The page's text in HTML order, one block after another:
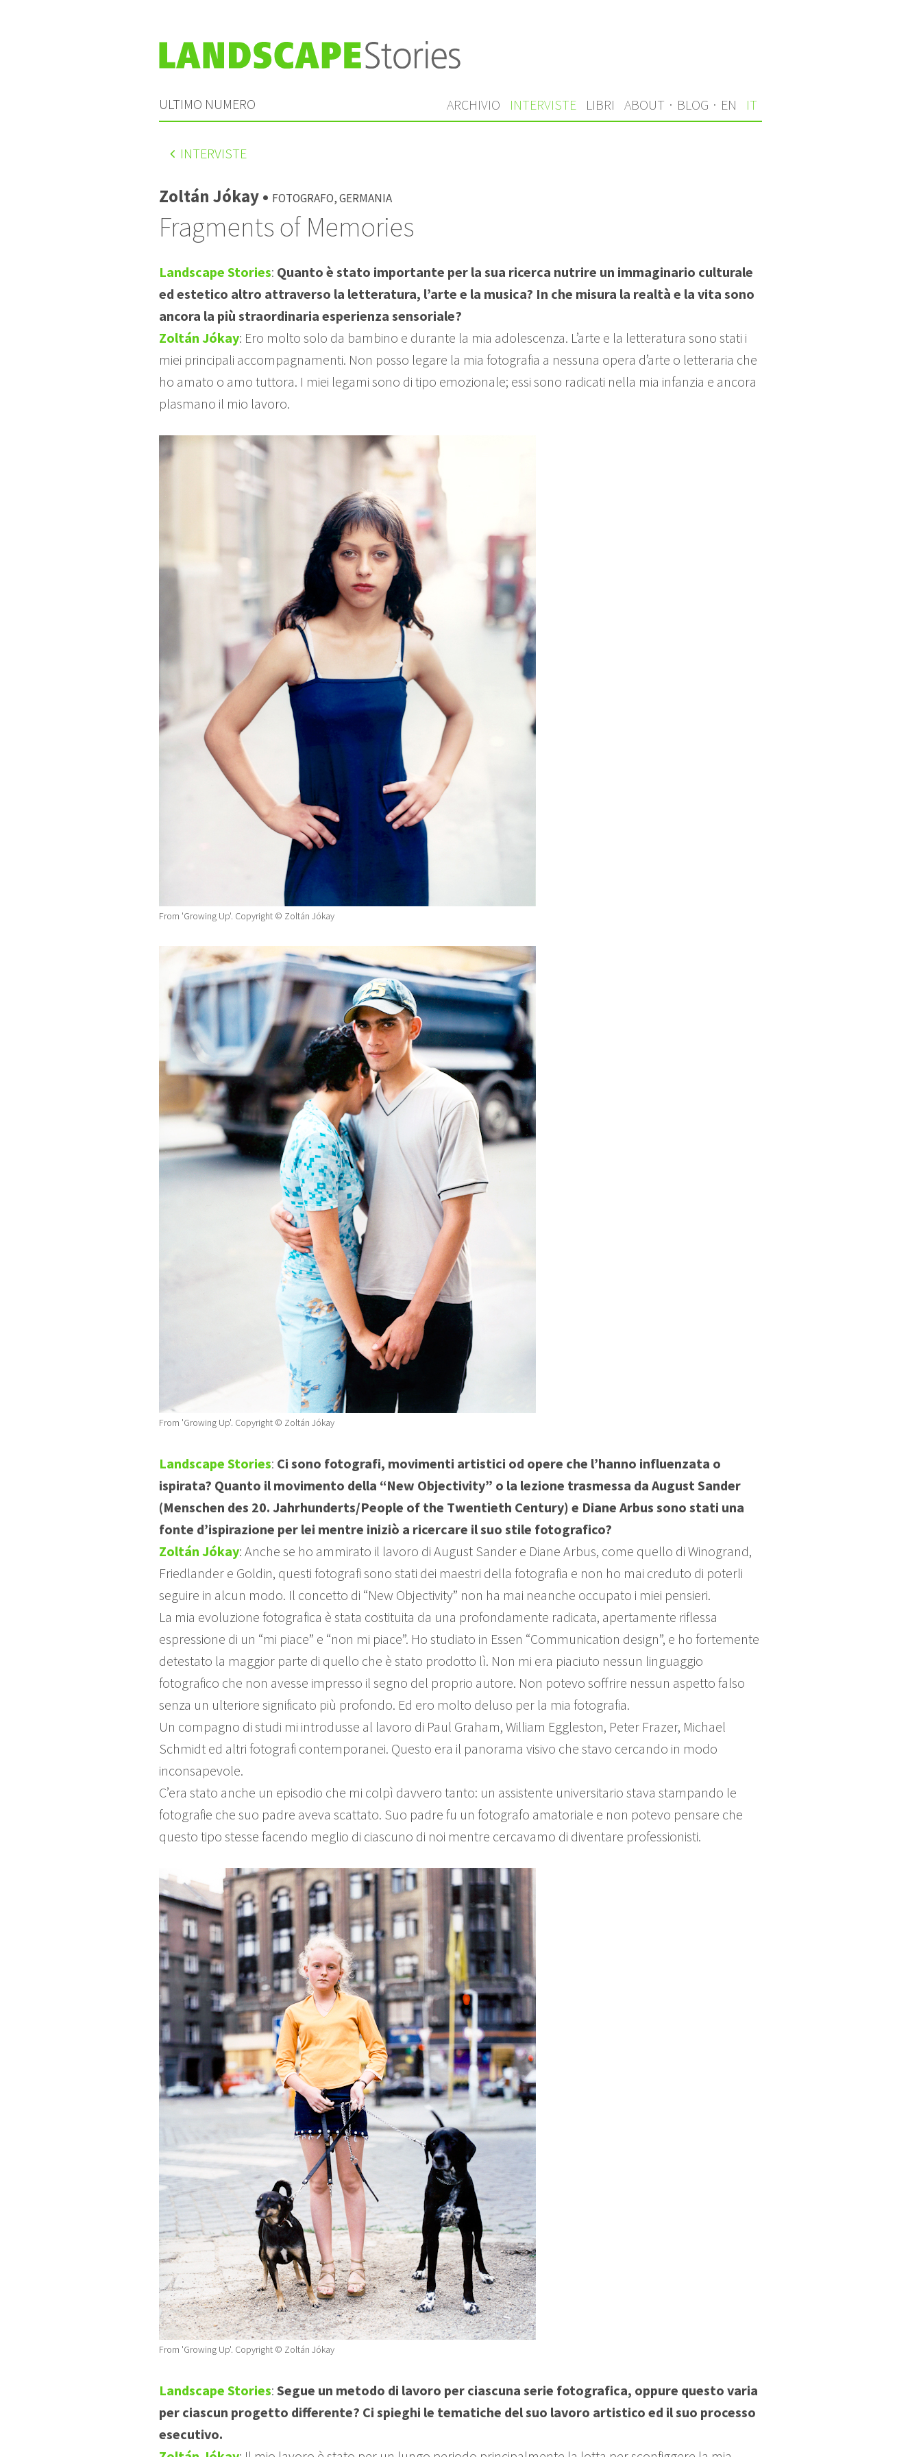
ULTIMO NUMERO ARCHIVIO INTERVISTE LIBRI ABOUT · BLOG · EN IT
INTERVISTE
Zoltán Jókay • Fotografo, Germania
Fragments of Memories
Landscape Stories: Quanto è stato importante per la sua ricerca nutrire un immaginario culturale
ed estetico altro attraverso la letteratura, l’arte e la musica? In che misura la realtà e la vita sono
ancora la più straordinaria esperienza sensoriale?
Zoltán Jókay: Ero molto solo da bambino e durante la mia adolescenza. L’arte e la letteratura sono stati i
miei principali accompagnamenti. Non posso legare la mia fotografia a nessuna opera d’arte o letteraria che
ho amato o amo tuttora. I miei legami sono di tipo emozionale; essi sono radicati nella mia infanzia e ancora
plasmano il mio lavoro.
From 'Growing Up'. Copyright © Zoltán Jókay
From 'Growing Up'. Copyright © Zoltán Jókay
Landscape Stories: Ci sono fotografi, movimenti artistici od opere che l’hanno influenzata o
ispirata? Quanto il movimento della “New Objectivity” o la lezione trasmessa da August Sander
(Menschen des 20. Jahrhunderts/People of the Twentieth Century) e Diane Arbus sono stati una
fonte d’ispirazione per lei mentre iniziò a ricercare il suo stile fotografico?
Zoltán Jókay: Anche se ho ammirato il lavoro di August Sander e Diane Arbus, come quello di Winogrand,
Friedlander e Goldin, questi fotografi sono stati dei maestri della fotografia e non ho mai creduto di poterli
seguire in alcun modo. Il concetto di “New Objectivity” non ha mai neanche occupato i miei pensieri.
La mia evoluzione fotografica è stata costituita da una profondamente radicata, apertamente riflessa
espressione di un “mi piace” e “non mi piace”. Ho studiato in Essen “Communication design”, e ho fortemente
detestato la maggior parte di quello che è stato prodotto lì. Non mi era piaciuto nessun linguaggio
fotografico che non avesse impresso il segno del proprio autore. Non potevo soffrire nessun aspetto falso
senza un ulteriore significato più profondo. Ed ero molto deluso per la mia fotografia.
Un compagno di studi mi introdusse al lavoro di Paul Graham, William Eggleston, Peter Frazer, Michael
Schmidt ed altri fotografi contemporanei. Questo era il panorama visivo che stavo cercando in modo
inconsapevole.
C’era stato anche un episodio che mi colpì davvero tanto: un assistente universitario stava stampando le
fotografie che suo padre aveva scattato. Suo padre fu un fotografo amatoriale e non potevo pensare che
questo tipo stesse facendo meglio di ciascuno di noi mentre cercavamo di diventare professionisti.
From 'Growing Up'. Copyright © Zoltán Jókay
Landscape Stories: Segue un metodo di lavoro per ciascuna serie fotografica, oppure questo varia
per ciascun progetto differente? Ci spieghi le tematiche del suo lavoro artistico ed il suo processo
esecutivo.